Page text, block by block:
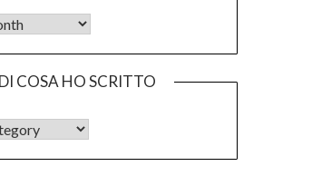
che ho scritto
DI COSA HO SCRITTO
SCRITTO